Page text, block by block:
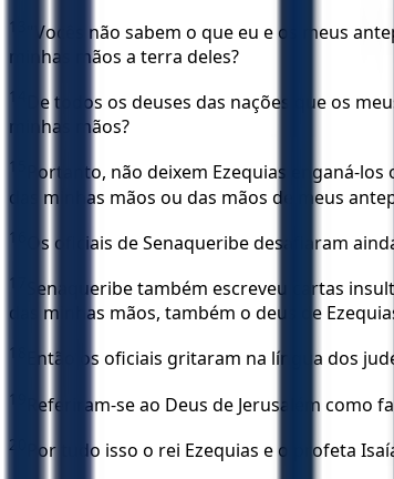
13
"Vocês não sabem o que eu e os meus
minhas mãos a terra deles?
14
De todos os deuses das nações que os
minhas mãos?
15
Portanto, não deixem Ezequias enganá-
das minhas mãos ou das mãos de meus
16 Os oficiais de Senaqueribe desafiaram
17
Senaqueribe também escreveu cartas
das minhas mãos, também o deus de
18 Então os oficiais gritaram na língua dos
19 Referiram-se ao Deus de Jerusalém
20 Por tudo isso o rei Ezequias e o profeta